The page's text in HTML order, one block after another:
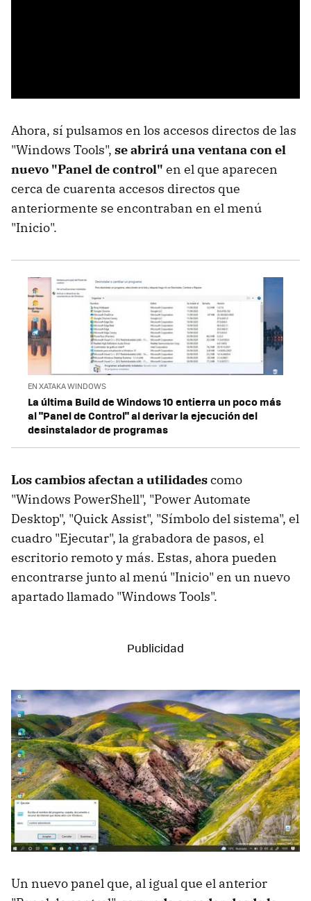
Ahora, sí pulsamos en los accesos directos de las
"Windows Tools", se abrirá una ventana con el
nuevo "Panel de control" en el que aparecen
cerca de cuarenta accesos directos que
anteriormente se encontraban en el menú
"Inicio".
EN XATAKA WINDOWS
La última Build de Windows 10 entierra un poco más
al "Panel de Control" al derivar la ejecución del
desinstalador de programas
Los cambios afectan a utilidadescomo
"Windows PowerShell", "Power Automate
Desktop", "Quick Assist", "Símbolo del sistema", el
cuadro "Ejecutar", la grabadora de pasos, el
escritorio remoto y más. Estas, ahora pueden
encontrarse junto al menú "Inicio" en un nuevo
apartado llamado "Windows Tools".
Un nuevo panel que, al igual que el anterior